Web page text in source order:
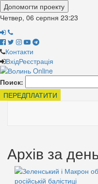
Допомогти проекту
Четвер, 06 серпня 23:24
Контакти
ВхідРеєстрація
Поиск:
ПЕРЕДПЛАТИТИ
Архів за